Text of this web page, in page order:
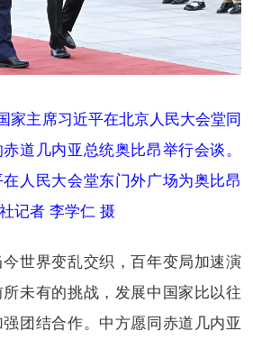
家主席习近平在北京人民大会堂同
道几内亚总统奥比昂举行会谈。
人民大会堂东门外广场为奥比昂
记者 李学仁 摄
界变乱交织，百年变局加速演
未有的挑战，发展中国家比以往
团结合作。中方愿同赤道几内亚